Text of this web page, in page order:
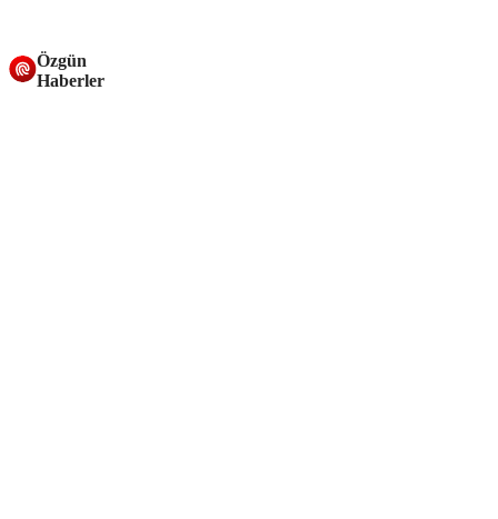
Özgün
Haberler